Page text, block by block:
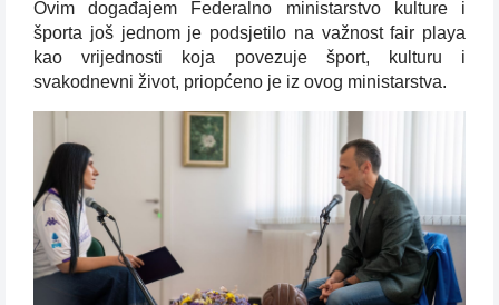
Ovim događajem Federalno ministarstvo kulture i
športa još jednom je podsjetilo na važnost fair playa
kao vrijednosti koja povezuje šport, kulturu i
svakodnevni život, priopćeno je iz ovog ministarstva.